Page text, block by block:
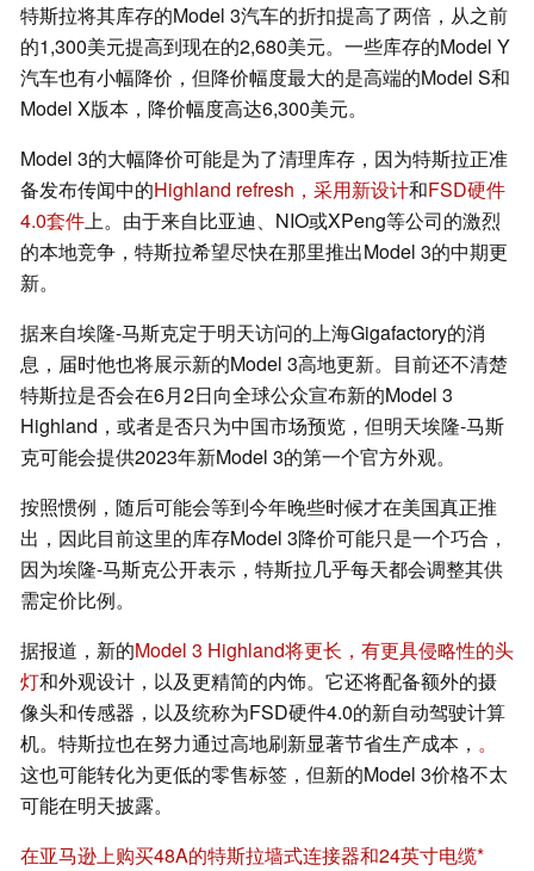
特斯拉将其库存的Model 3汽车的折扣提高了两倍，从之前
的1,300美元提高到现在的2,680美元。一些库存的Model Y
汽车也有小幅降价，但降价幅度最大的是高端的Model S和
Model X版本，降价幅度高达6,300美元。
Model 3的大幅降价可能是为了清理库存，因为特斯拉正准
备发布传闻中的Highland refresh，采用新设计和FSD硬件
4.0套件上。由于来自比亚迪、NIO或XPeng等公司的激烈
的本地竞争，特斯拉希望尽快在那里推出Model 3的中期更
新。
据来自埃隆-马斯克定于明天访问的上海Gigafactory的消
息，届时他也将展示新的Model 3高地更新。目前还不清楚
特斯拉是否会在6月2日向全球公众宣布新的Model 3
Highland，或者是否只为中国市场预览，但明天埃隆-马斯
克可能会提供2023年新Model 3的第一个官方外观。
按照惯例，随后可能会等到今年晚些时候才在美国真正推
出，因此目前这里的库存Model 3降价可能只是一个巧合，
因为埃隆-马斯克公开表示，特斯拉几乎每天都会调整其供
需定价比例。
据报道，新的Model 3 Highland将更长，有更具侵略性的头
灯和外观设计，以及更精简的内饰。它还将配备额外的摄
像头和传感器，以及统称为FSD硬件4.0的新自动驾驶计算
机。特斯拉也在努力通过高地刷新显著节省生产成本， 。
这也可能转化为更低的零售标签，但新的Model 3价格不太
可能在明天披露。
在亚马逊上购买48A的特斯拉墙式连接器和24英寸电缆